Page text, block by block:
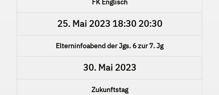
FK Englisch
25. Mai 2023 18:30 20:30
Elterninfoabend der Jgs. 6 zur 7. Jg
30. Mai 2023
Zukunftstag